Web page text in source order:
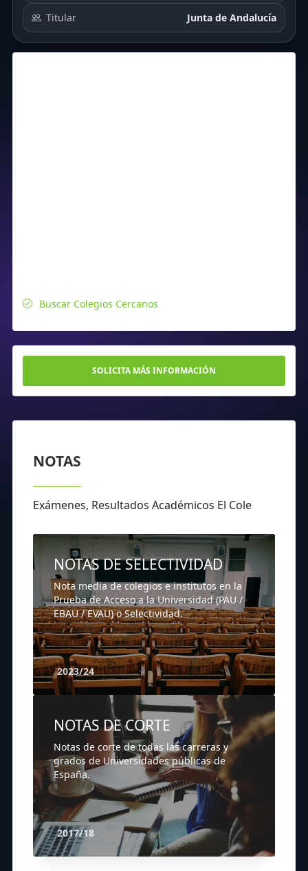
Titular Junta de Andalucía
Buscar Colegios Cercanos
SOLICITA MÁS INFORMACIÓN
NOTAS
Exámenes, Resultados Académicos El Cole
NOTAS DE SELECTIVIDAD
Nota media de colegios e institutos en la
Prueba de Acceso a la Universidad (PAU /
EBAU / EVAU) o Selectividad.
2023/24
NOTAS DE CORTE
Notas de corte de todas las carreras y
grados de Universidades públicas de
España.
2017/18